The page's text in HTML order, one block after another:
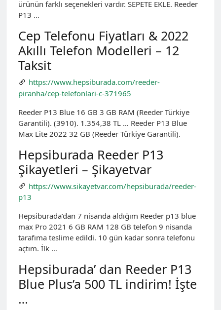
ürünün farklı seçenekleri vardır. SEPETE EKLE. Reeder
P13 …
Cep Telefonu Fiyatları & 2022
Akıllı Telefon Modelleri – 12
Taksit
https://www.hepsiburada.com/reeder-
piranha/cep-telefonlari-c-371965
Reeder P13 Blue 16 GB 3 GB RAM (Reeder Türkiye
Garantili). (3910). 1.354,38 TL … Reeder P13 Blue
Max Lite 2022 32 GB (Reeder Türkiye Garantili).
Hepsiburada Reeder P13
Şikayetleri – Şikayetvar
https://www.sikayetvar.com/hepsiburada/reeder-
p13
Hepsiburada’dan 7 nisanda aldığım Reeder p13 blue
max Pro 2021 6 GB RAM 128 GB telefon 9 nisanda
tarafıma teslime edildi. 10 gün kadar sonra telefonu
açtım. İlk …
Hepsiburada’ dan Reeder P13
Blue Plus’a 500 TL indirim! İşte
…